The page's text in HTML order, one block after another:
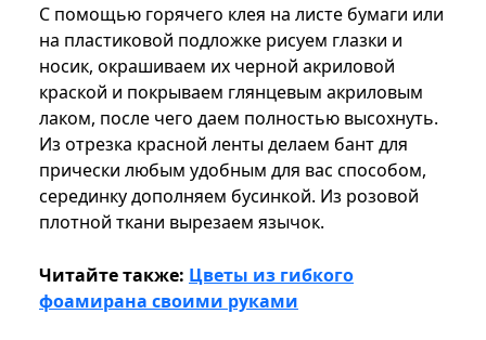
С помощью горячего клея на листе бумаги или
на пластиковой подложке рисуем глазки и
носик, окрашиваем их черной акриловой
краской и покрываем глянцевым акриловым
лаком, после чего даем полностью высохнуть.
Из отрезка красной ленты делаем бант для
прически любым удобным для вас способом,
серединку дополняем бусинкой. Из розовой
плотной ткани вырезаем язычок.
Читайте также: Цветы из гибкого
фоамирана своими руками